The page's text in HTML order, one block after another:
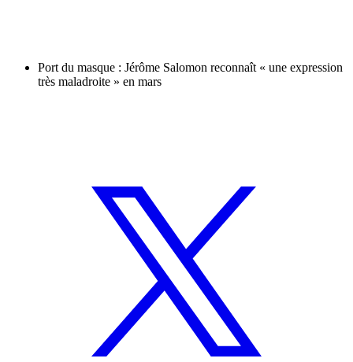
Port du masque : Jérôme Salomon reconnaît « une expression
très maladroite » en mars